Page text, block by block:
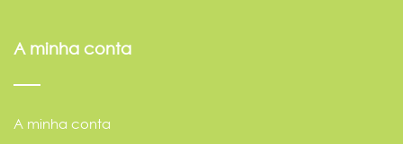
A minha conta
A minha conta